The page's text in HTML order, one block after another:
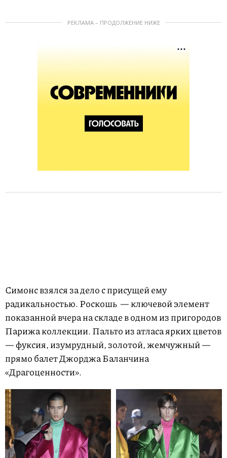
РЕКЛАМА – ПРОДОЛЖЕНИЕ НИЖЕ
Симонс взялся за дело с присущей ему
радикальностью. Роскошь — ключевой элемент
показанной вчера на складе в одном из пригородов
Парижа коллекции. Пальто из атласа ярких цветов
— фуксия, изумрудный, золотой, жемчужный —
прямо балет Джорджа Баланчина
«Драгоценности».